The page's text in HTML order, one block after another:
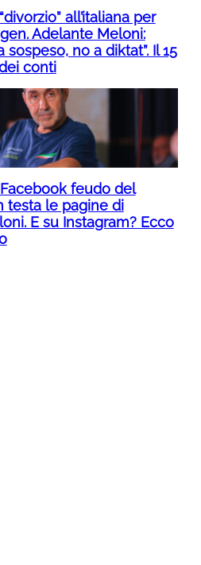
all’italiana per
Adelante Meloni:
sospeso, no a diktat”. Il 15
conti
feudo del
testa le pagine di
E su Instagram? Ecco